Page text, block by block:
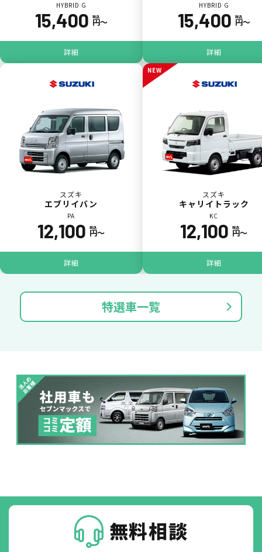
パンク ガラス破損
落書き
いたずら
バンパー
※たすカッターをご利用頂く場合、免責金額が１回あたり5,000円
掛かります。
たすカッター３詳細
HYBRID G
15,400 税込
円〜
詳細
HYBRID G
15,400 税込
円〜
詳細
スズキ
エブリイバン
PA
12,100 税込
円〜
詳細
NEW
スズキ
キャリイトラック
KC
12,100 税込
円〜
詳細
特選車一覧
無料相談